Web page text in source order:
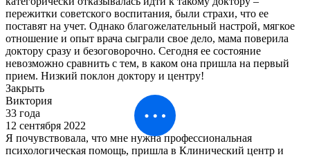
пережитки советского воспитания, были страхи, что ее
поставят на учет. Однако благожелательный настрой, мягкое
отношение и опыт врача сыграли свое дело, мама поверила
доктору сразу и безоговорочно. Сегодня ее состояние
невозможно сравнить с тем, в каком она пришла на первый
прием. Низкий поклон доктору и центру!
Закрыть
Виктория
33 года
12 сентября 2022
Я почувствовала, что мне нужна профессиональная
психологическая помощь, пришла в Клинический центр и